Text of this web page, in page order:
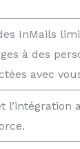
InMails
à des
avec
l’intégration